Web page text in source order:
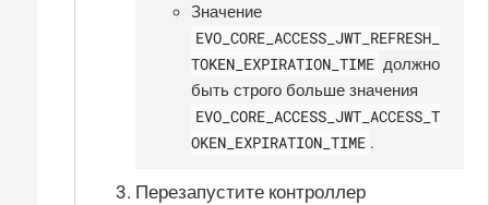
Значение
EVO_CORE_ACCESS_JWT_REFRESH_
TOKEN_EXPIRATION_TIME должно
быть строго больше значения
EVO_CORE_ACCESS_JWT_ACCESS_T
OKEN_EXPIRATION_TIME .
Перезапустите контроллер